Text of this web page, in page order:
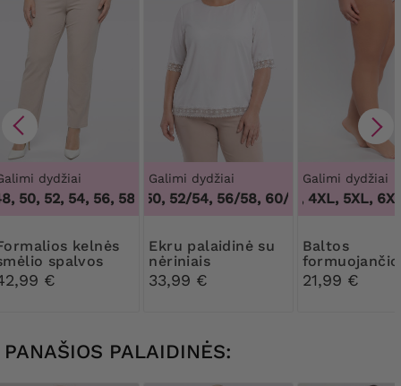
dydžiai
50, 52, 54, 56, 58, 60, 62, 64, 46, 48, 50, 52, 54, 56, 58,
spalvos
€
Galimi dydžiai
48/50, 52/54, 56/58, 60/62 , 48/50, 52/
Ekru palaidinė su
nėriniais
33,99 €
Galimi dydžiai
3XL, 4XL, 5XL,
Baltos
kelnaitės su
nėriniais
21,99 €
PANAŠIOS PALAIDINĖS: